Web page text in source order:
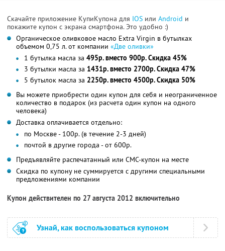
Скачайте приложение КупиКупона для IOS или Android и
покажите купон с экрана смартфона. Это удобно :)
Органическое оливковое масло Extra Virgin в бутылках
объемом 0,75 л. от компании «Две оливки»
1 бутылка масла за 495р. вместо 900р. Скидка 45%
3 бутылки масла за 1431р. вместо 2700р. Скидка 47%
5 бутылок масла за 2250р. вместо 4500р. Скидка 50%
Вы можете приобрести один купон для себя и неограниченное
количество в подарок (из расчета один купон на одного
человека)
Доставка оплачивается отдельно:
по Москве - 100р. (в течение 2-3 дней)
почтой в другие города - от 600р.
Предъявляйте распечатанный или СМС-купон на месте
Скидка по купону не суммируется с другими специальными
предложениями компании
Купон действителен по 27 августа 2012 включительно
Узнай, как воспользоваться купоном